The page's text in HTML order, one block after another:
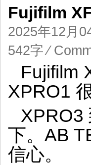
Fujifilm
2025年12月
542字⁄
Fujifilm
XPRO1
XPRO3
下。AB
信心。